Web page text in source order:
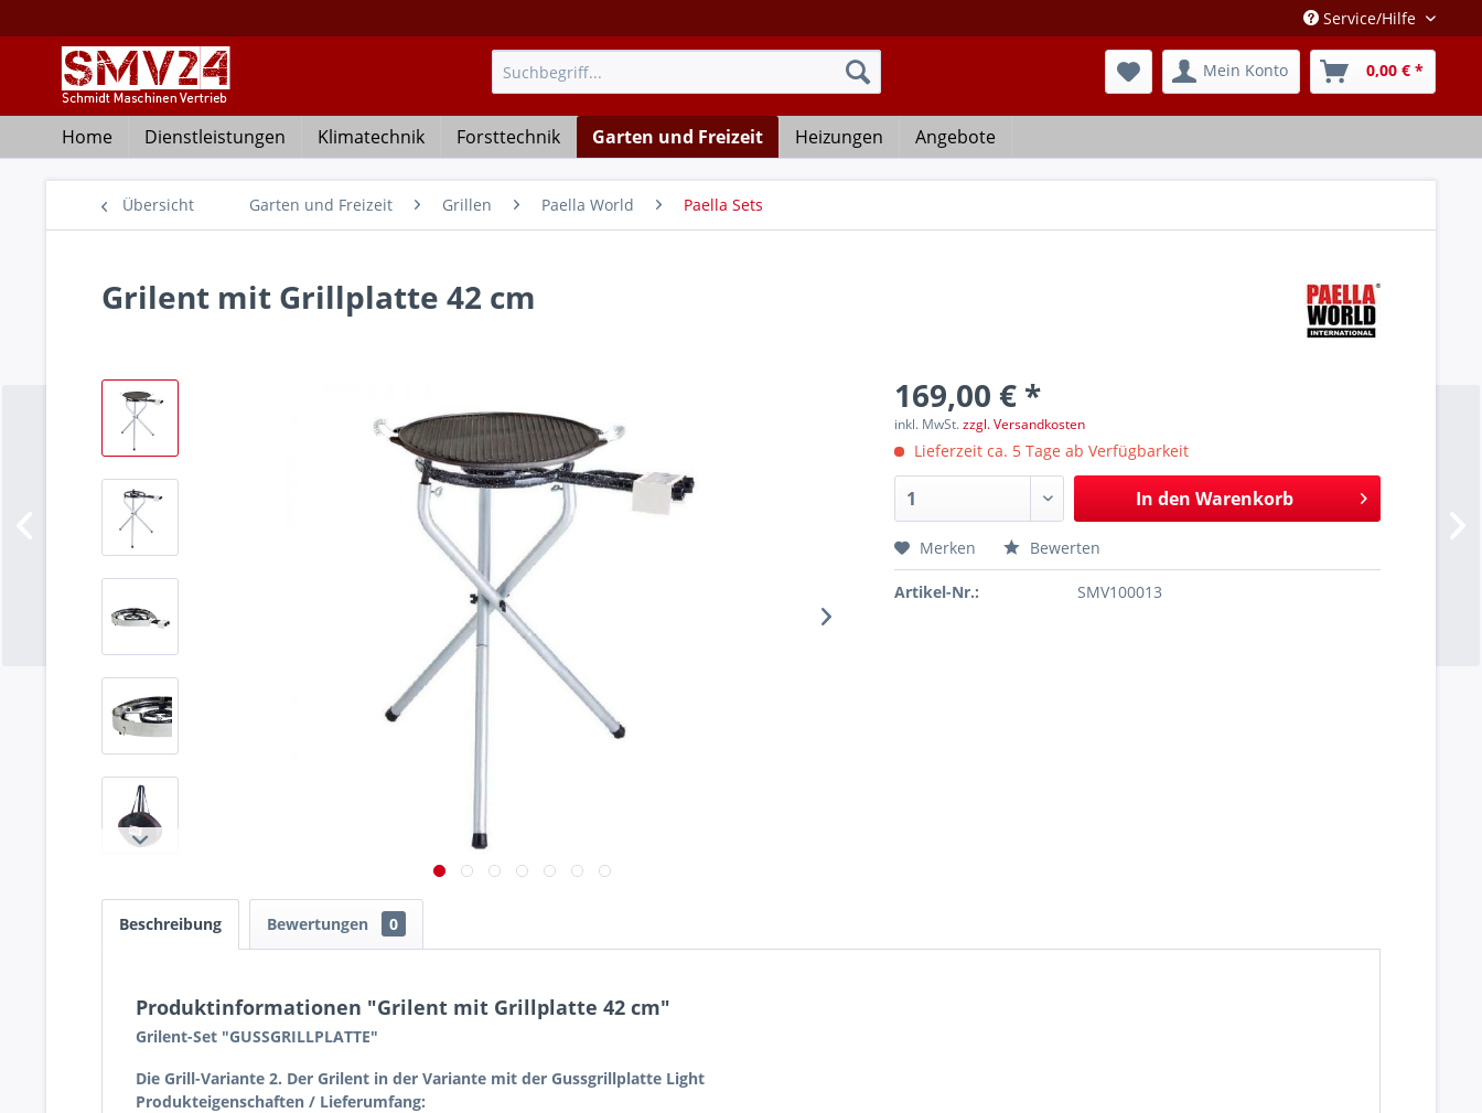
Service/Hilfe
Mein Konto 0,00 € *
Home Dienstleistungen Klimatechnik Forsttechnik Garten und Freizeit Heizungen Angebote
Übersicht Garten und Freizeit Grillen Paella World Paella Sets
Grilent mit Grillplatte 42 cm
169,00 € *
inkl. MwSt.zzgl. Versandkosten
Lieferzeit ca. 5 Tage ab Verfügbarkeit
In den Warenkorb
Merken Bewerten
Artikel-Nr.: SMV100013
Beschreibung Bewertungen 0
Produktinformationen "Grilent mit Grillplatte 42 cm"
Grilent-Set "GUSSGRILLPLATTE"
Die Grill-Variante 2. Der Grilent in der Variante mit der Gussgrillplatte Light
Produkteigenschaften / Lieferumfang: